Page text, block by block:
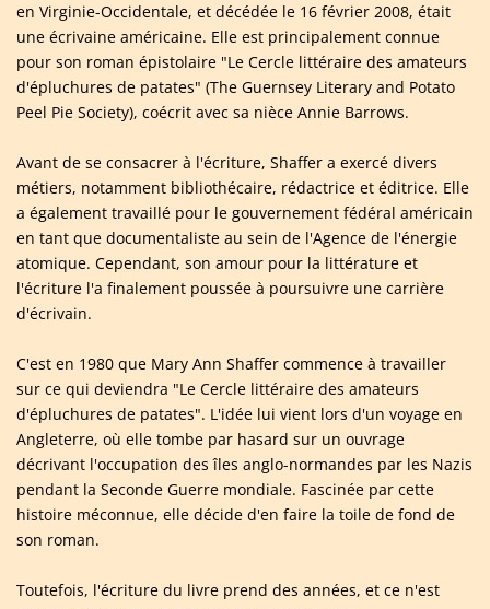
en Virginie-Occidentale, et décédée le 16 février 2008, était
une écrivaine américaine. Elle est principalement connue
pour son roman épistolaire "Le Cercle littéraire des amateurs
d'épluchures de patates" (The Guernsey Literary and Potato
Peel Pie Society), coécrit avec sa nièce Annie Barrows.
Avant de se consacrer à l'écriture, Shaffer a exercé divers
métiers, notamment bibliothécaire, rédactrice et éditrice. Elle
a également travaillé pour le gouvernement fédéral américain
en tant que documentaliste au sein de l'Agence de l'énergie
atomique. Cependant, son amour pour la littérature et
l'écriture l'a finalement poussée à poursuivre une carrière
d'écrivain.
C'est en 1980 que Mary Ann Shaffer commence à travailler
sur ce qui deviendra "Le Cercle littéraire des amateurs
d'épluchures de patates". L'idée lui vient lors d'un voyage en
Angleterre, où elle tombe par hasard sur un ouvrage
décrivant l'occupation des îles anglo-normandes par les Nazis
pendant la Seconde Guerre mondiale. Fascinée par cette
histoire méconnue, elle décide d'en faire la toile de fond de
son roman.
Toutefois, l'écriture du livre prend des années, et ce n'est